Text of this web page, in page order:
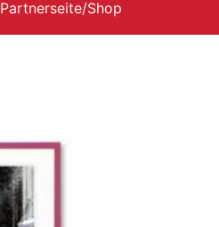
Partnerseite/Shop